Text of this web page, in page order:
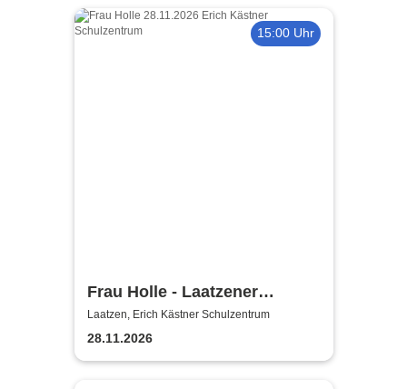
15:00 Uhr
Frau Holle - Laatzener
Weihnachtsmärchen 2026
Laatzen, Erich Kästner Schulzentrum
28.11.2026